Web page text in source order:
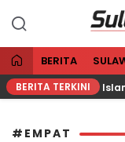
BERITA
BERITA TERKINI
Masuk
#EMPAT